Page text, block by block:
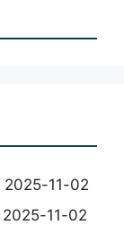
2025-11-02
2025-11-02